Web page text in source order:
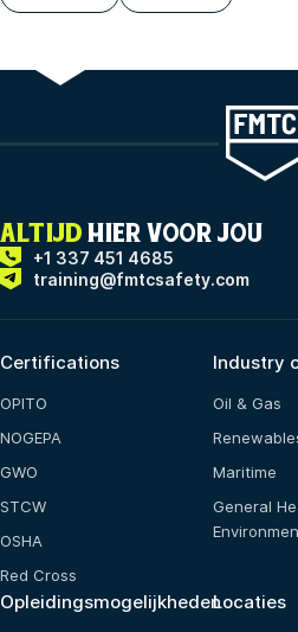
ALTIJD HIER VOOR JOU
+1 337 451 4685
training@fmtcsafety.com
Certifications
OPITO
NOGEPA
GWO
STCW
OSHA
Red Cross
Industry
Oil & Gas
Maritime
General
OpleidingsmogelijkhedenLocaties